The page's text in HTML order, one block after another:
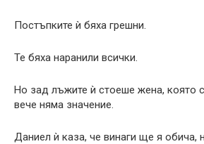
Постъпките ѝ бяха грешни.
Те бяха наранили всички.
Но зад лъжите ѝ стоеше жена, която
вече няма значение.
Даниел ѝ каза, че винаги ще я обича,